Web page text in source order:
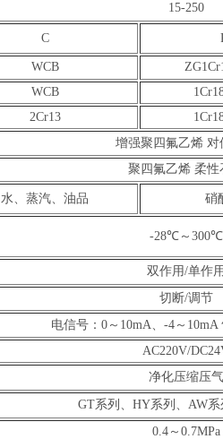
15-250
C
WCB
WCB
2Cr13
增强聚四氟乙烯 对
聚四氟乙烯 柔性
水、蒸汽、油品 硝
-28℃～300℃
双作用/单作
切断/调节
电信号：0～10mA、-4～10mA
AC220V/
净化压缩压气
GT系列、HY系列、AW
0.4～0.7MPa